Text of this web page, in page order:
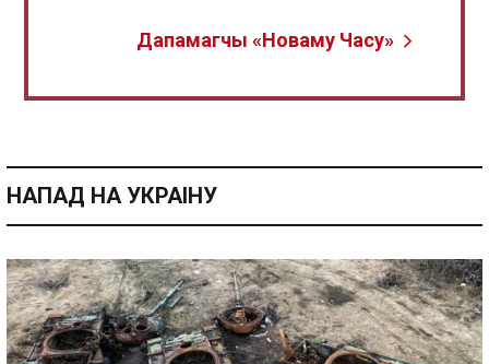
Дапамагчы «Новаму Часу»
НАПАД НА УКРАІНУ